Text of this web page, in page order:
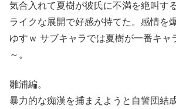
気合入れて夏樹が彼氏に不満を絶叫す
ライクな展開で好感が持てた。感情を
ゆすｗ サブキャラでは夏樹が一番キャ
～。
雛浦編。
暴力的な痴漢を捕まえようと自警団結